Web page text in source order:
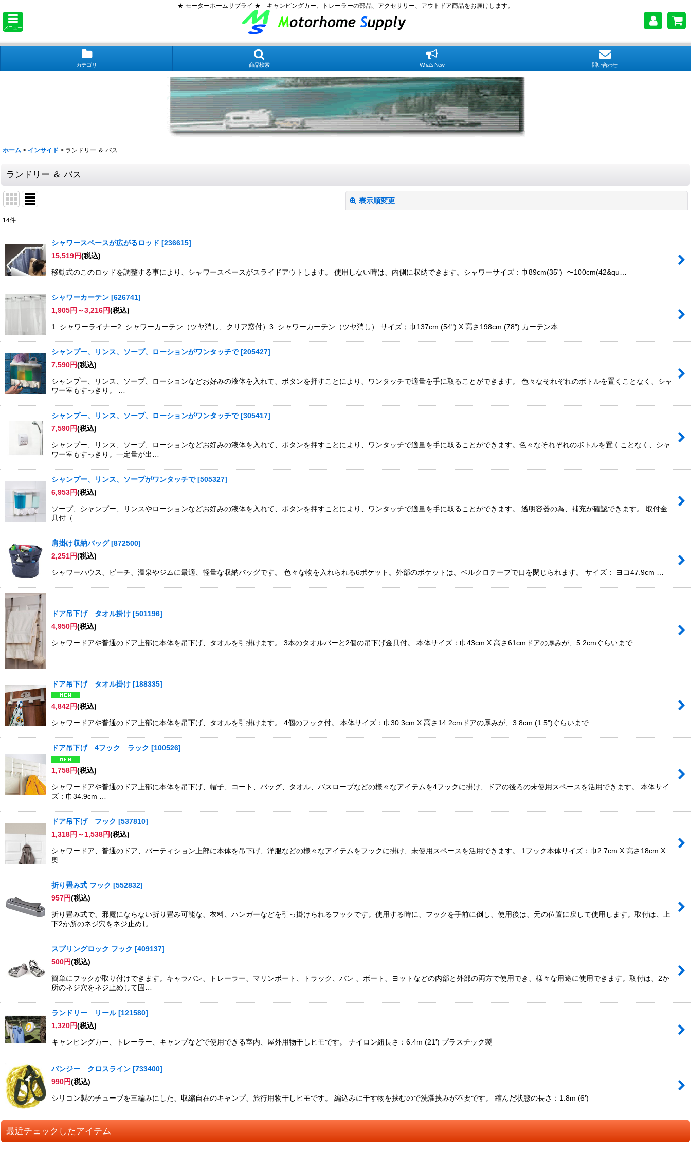
★ モーターホームサプライ ★ キャンピングカー、トレーラーの部品、アクセサリー、アウトドア商品をお届けします。
メニュー
カテゴリ 商品検索 What's New 問い合わせ
ホーム > インサイド > ランドリー ＆ バス
ランドリー ＆ バス
表示順変更
並び順:
絞り込む
14件
シャワースペースが広がるロッド [236615]
15,519円(税込)
移動式のこのロッドを調整する事により、シャワースペースがスライドアウトします。 使用しない時は、内側に収納できます。シャワーサイズ：巾89cm(35") 〜100cm(42&qu…
シャワーカーテン [626741]
1,905円 ～3,216円(税込)
1. シャワーライナー2. シャワーカーテン（ツヤ消し、クリア窓付）3. シャワーカーテン（ツヤ消し） サイズ；巾137cm (54") X 高さ198cm (78") カーテン本…
シャンプー、リンス、ソープ、ローションがワンタッチで [205427]
7,590円(税込)
シャンプー、リンス、ソープ、ローションなどお好みの液体を入れて、ボタンを押すことにより、ワンタッチで適量を手に取ることができます。 色々なそれぞれのボトルを置くことなく、シャ
ワー室もすっきり。 …
シャンプー、リンス、ソープ、ローションがワンタッチで [305417]
7,590円(税込)
シャンプー、リンス、ソープ、ローションなどお好みの液体を入れて、ボタンを押すことにより、ワンタッチで適量を手に取ることができます。色々なそれぞれのボトルを置くことなく、シャ
ワー室もすっきり。一定量が出…
シャンプー、リンス、ソープがワンタッチで [505327]
6,953円(税込)
ソープ、シャンプー、リンスやローションなどお好みの液体を入れて、ボタンを押すことにより、ワンタッチで適量を手に取ることができます。 透明容器の為、補充が確認できます。 取付金
具付（…
肩掛け収納バッグ [872500]
2,251円(税込)
シャワーハウス、ビーチ、温泉やジムに最適、軽量な収納バッグです。 色々な物を入れられる6ポケット。外部のポケットは、ベルクロテープで口を閉じられます。 サイズ： ヨコ47.9cm …
ドア吊下げ タオル掛け [501196]
4,950円(税込)
シャワードアや普通のドア上部に本体を吊下げ、タオルを引掛けます。 3本のタオルバーと2個の吊下げ金具付。 本体サイズ：巾43cm X 高さ61cmドアの厚みが、5.2cmぐらいまで…
ドア吊下げ タオル掛け [188335]
4,842円(税込)
シャワードアや普通のドア上部に本体を吊下げ、タオルを引掛けます。 4個のフック付。 本体サイズ：巾30.3cm X 高さ14.2cmドアの厚みが、3.8cm (1.5")ぐらいまで…
ドア吊下げ 4フック ラック [100526]
1,758円(税込)
シャワードアや普通のドア上部に本体を吊下げ、帽子、コート、バッグ、タオル、バスローブなどの様々なアイテムを4フックに掛け、ドアの後ろの未使用スペースを活用できます。 本体サイ
ズ：巾34.9cm …
ドア吊下げ フック [537810]
1,318円 ～1,538円(税込)
シャワードア、普通のドア、パーティション上部に本体を吊下げ、洋服などの様々なアイテムをフックに掛け、未使用スペースを活用できます。 1フック本体サイズ：巾2.7cm X 高さ18cm X
奥…
折り畳み式 フック [552832]
957円(税込)
折り畳み式で、邪魔にならない折り畳み可能な、衣料、ハンガーなどを引っ掛けられるフックです。使用する時に、フックを手前に倒し、使用後は、元の位置に戻して使用します。取付は、上
下2か所のネジ穴をネジ止めし…
スプリングロック フック [409137]
500円(税込)
簡単にフックが取り付けできます。キャラバン、トレーラー、マリンボート、トラック、バン 、ボート、ヨットなどの内部と外部の両方で使用でき、様々な用途に使用できます。取付は、2か
所のネジ穴をネジ止めして固…
ランドリー リール [121580]
1,320円(税込)
キャンピングカー、トレーラー、キャンプなどで使用できる室内、屋外用物干しヒモです。 ナイロン紐長さ：6.4m (21') プラスチック製
バンジー クロスライン [733400]
990円(税込)
シリコン製のチューブを三編みにした、収縮自在のキャンプ、旅行用物干しヒモです。 編込みに干す物を挟むので洗濯挟みが不要です。 縮んだ状態の長さ：1.8m (6')
最近チェックしたアイテム